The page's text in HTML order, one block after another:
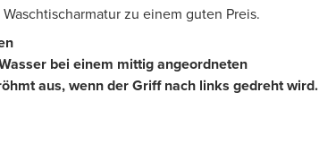
zu einem guten Preis.
bei einem mittig angeordneten
aus, wenn der Griff nach links gedreht wird.